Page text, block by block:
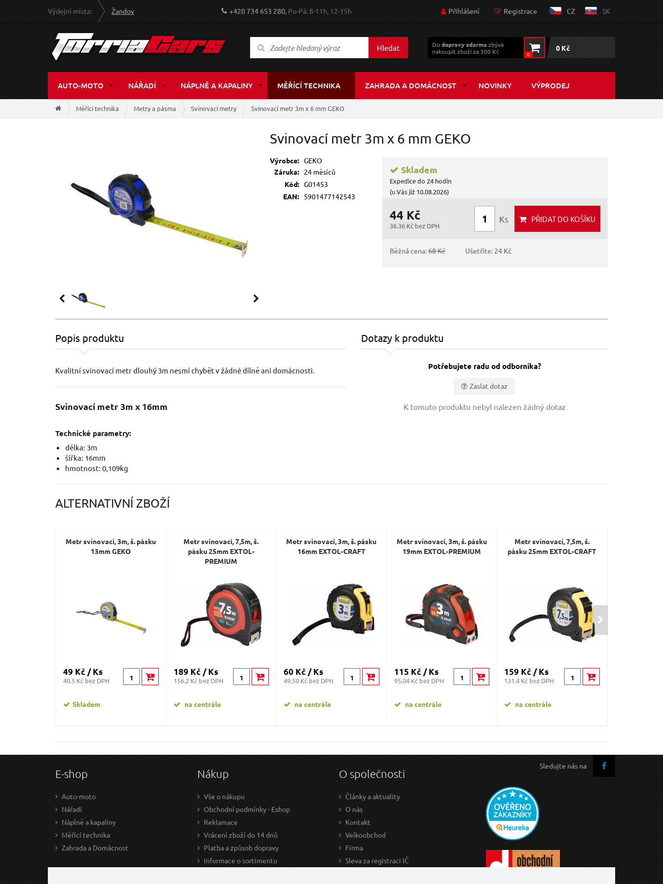
Výdejní místa: Žandov +420 734 653 280,Po-Pá: 8-11h, 12-15h Přihlášení Registrace CZ SK
Hledat Dodopravy zdarma zbývá
nakoupit zboží za 500 Kč
0
0 Kč
AUTO-MOTO NÁŘADÍ NÁPLNĚ A KAPALINY MĚŘÍCÍ TECHNIKA ZAHRADA A DOMÁCNOST NOVINKY VÝPRODEJ
Měřící technika Metry a pásma Svinovací metry Svinovací metr 3m x 6 mm GEKO
Svinovací metr 3m x 6 mm GEKO
Výrobce: GEKO
Záruka:
24 měsíců
Kód: G01453
EAN:
5901477142543
Skladem
Expedice do 24 hodin
(u Vás již 10.08.2026)
44 Kč
36.36 Kč bez DPH
Ks PŘIDATDO KOŠÍKU
Běžná cena:68 Kč Ušetříte: 24 Kč
Popis produktu
Kvalitní svinovací metr dlouhý 3m nesmí chybět v žádné dílně ani domácnosti.
Svinovací metr 3m x 16mm
Technické parametry:
délka: 3m
šířka: 16mm
hmotnost: 0,109kg
Dotazy k produktu
Potřebujete radu od odborníka?
Zaslat dotaz
Odeslat dotaz
K tomuto produktu nebyl nalezen žádný dotaz
ALTERNATIVNÍ ZBOŽÍ
Metr svinovací, 3m, š. pásku
13mm GEKO
49 Kč / Ks
40.5 Kč bez DPH
Skladem
Metr svinovací, 7,5m, š.
pásku 25mm EXTOL-
PREMIUM
189 Kč / Ks
156.2 Kč bez DPH
na centrále
Metr svinovací, 3m, š. pásku
16mm EXTOL-CRAFT
60 Kč / Ks
49.59 Kč bez DPH
na centrále
Metr svinovací, 3m, š. pásku
19mm EXTOL-PREMIUM
115 Kč / Ks
95.04 Kč bez DPH
na centrále
Metr svinovací, 7,5m, š.
pásku 25mm EXTOL-CRAFT
159 Kč / Ks
131.4 Kč bez DPH
na centrále
Sledujte nás na
E-shop
Auto-moto
Nářadí
Náplně a kapaliny
Měřící technika
Zahrada a Domácnost
Nákup
Vše o nákupu
Obchodní podmínky - Eshop
Reklamace
Vrácení zboží do 14 dnů
Platba a způsob dopravy
Informace o sortimentu
O společnosti
Články a aktuality
O nás
Kontakt
Velkoobchod
Firma
Sleva za registraci IČ